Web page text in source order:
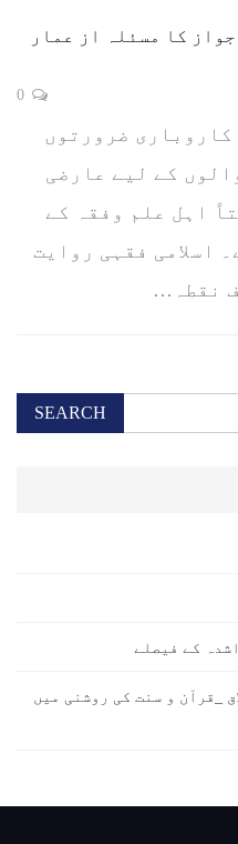
کا مسئلہ از عمار
ضرورتوں
کے لیے عارضی
اہل علم وفقہ کے
اسلامی فقہی روایت
نقطہ…
کے فیصلے
_قرآن و سنت کی روشنی میں